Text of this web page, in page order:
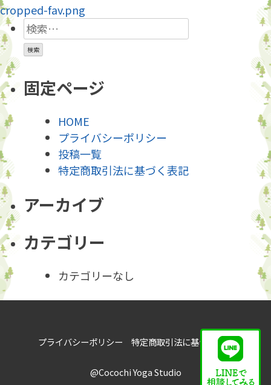
投
稿
ナ
ビ
ゲ
ー
シ
ョ
ン
cropped-fav.png
検
索:
固定ページ
HOME
プライバシーポリシー
投稿一覧
特定商取引法に基づく表記
アーカイブ
カテゴリー
カテゴリーなし
プライバシーポリシー 特定商取引法に基づく表記
@Cocochi Yoga Studio